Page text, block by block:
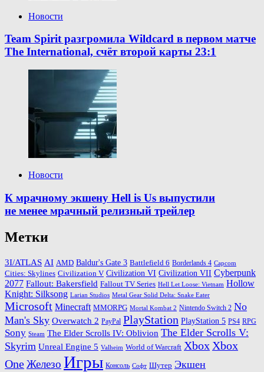
Новости
Team Spirit разгромила Wildcard в первом матче
The International, счёт второй карты 23:1
Новости
К мрачному экшену Hell is Us выпустили
не менее мрачный релизный трейлер
Метки
3I/ATLAS AI AMD Baldur's Gate 3 Battlefield 6 Borderlands 4 Capcom
Cities: Skylines Civilization V Civilization VI Civilization VII Cyberpunk
2077 Fallout: Bakersfield Fallout TV Series Hell Let Loose: Vietnam Hollow
Knight: Silksong Larian Studios Metal Gear Solid Delta: Snake Eater
Microsoft Minecraft MMORPG Mortal Kombat 2 Nintendo Switch 2 No
Man's Sky Overwatch 2 PayPal PlayStation PlayStation 5 PS4 RPG
Sony Steam The Elder Scrolls IV: Oblivion The Elder Scrolls V:
Skyrim Unreal Engine 5 Valheim World of Warcraft Xbox Xbox
OneЖелезо Игры Консоль Софт Шутер Экшен